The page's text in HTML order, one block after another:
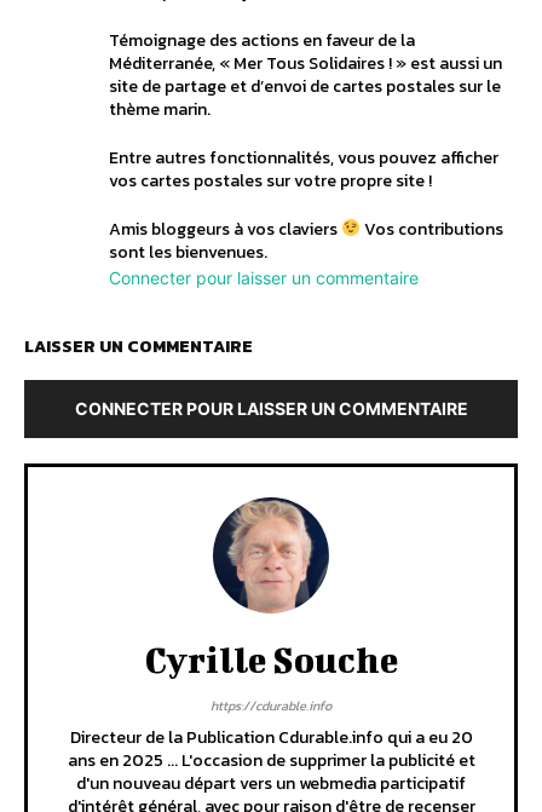
Témoignage des actions en faveur de la
Méditerranée, « Mer Tous Solidaires ! » est aussi un
site de partage et d’envoi de cartes postales sur le
thème marin.
Entre autres fonctionnalités, vous pouvez afficher
vos cartes postales sur votre propre site !
Amis bloggeurs à vos claviers
Vos contributions
sont les bienvenues.
Connecter pour laisser un commentaire
LAISSER UN COMMENTAIRE
CONNECTER POUR LAISSER UN COMMENTAIRE
Cyrille Souche
https://cdurable.info
Directeur de la Publication Cdurable.info qui a eu 20
ans en 2025 ... L'occasion de supprimer la publicité et
d'un nouveau départ vers un webmedia participatif
d'intérêt général, avec pour raison d'être de recenser